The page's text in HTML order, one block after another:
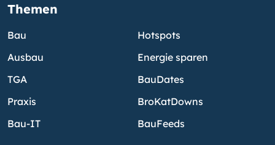
Themen
Bau
Ausbau
TGA
Praxis
Bau-IT
Hotspots
Energie sparen
BauDates
BroKatDowns
BauFeeds